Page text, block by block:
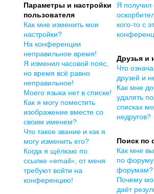
Параметры и настройки
пользователя
Как мне изменить мои
настройки?
На конференции
неправильное время!
Я изменил часовой пояс,
но время всё равно
неправильное!
Моего языка нет в списке!
Как я могу поместить
изображение вместе со
своим именем?
Что такое звание и как я
могу изменить его?
Когда я щёлкаю по
ссылке «email», от меня
требуют войти на
конференцию!
Я получил
кого-то с
Друзья и
Что
друзей и
Как мне
удалять
списках
недругов?
Поиск по
Как мне
по
форумам?
Почему
даёт